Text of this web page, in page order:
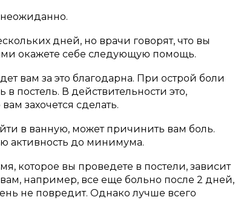
неожиданно.
дней, но врачи говорят, что вы
окажете себе следующую помощь.
вам за это благодарна. При острой боли
в постель. В действительности это,
захочется сделать.
в ванную, может причинить вам боль.
активность до минимума.
которое вы проведете в постели, зависит
например, все еще больно после 2 дней,
не повредит. Однако лучше всего